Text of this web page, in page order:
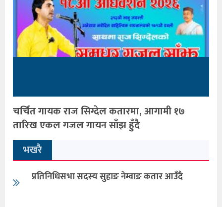
चर्चित गायक राज सिग्देल कतारमा, आगामी १७
तारिख एकल गजल गायन साँझ हुँदै
भखरै
प्रतिनिधिसभा सदस्य सुहाङ नेम्वाङ कतार आउँदै